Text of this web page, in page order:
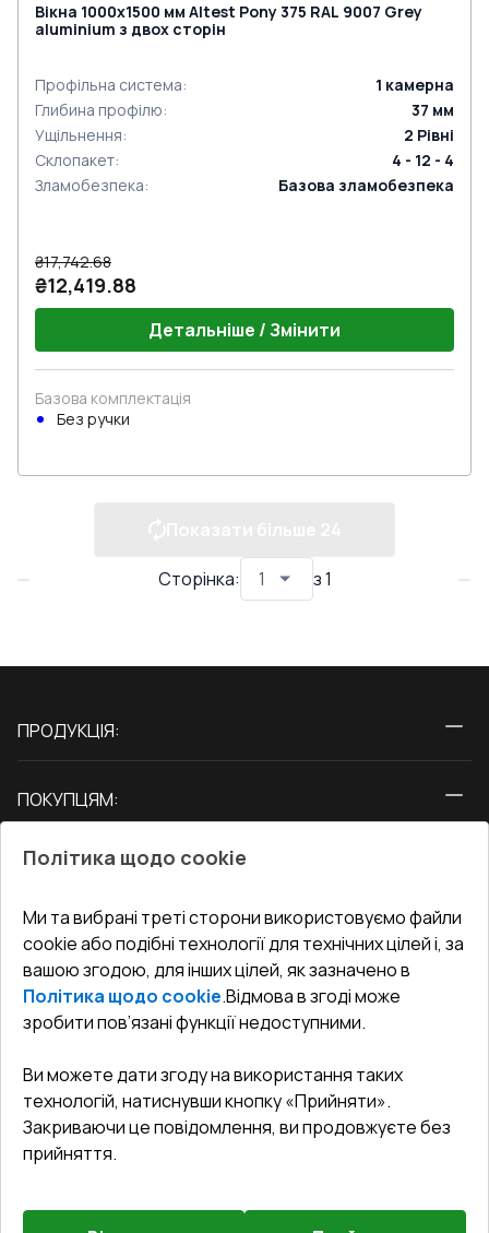
Вікна 1000x1500 мм Altest Pony 375 RAL 9007 Grey
aluminium з двох сторін
Профільна система: 1 камерна
Глибина профілю: 37 мм
Ущільнення: 2 Рівні
Склопакет:
4 - 12 - 4
Зламобезпека: Базова зламобезпека
₴17,742.68
₴12,419.88
Детальніше / Змінити
Базова комплектація
Без ручки
Сторінка: з1
ПРОДУКЦІЯ:
Двері
ПОКУПЦЯМ:
Блог
Адреса гіпермаркета
Як правильно заміряти вікна
СЕРВІС ТА ОБЛУГОВУВАННЯ:
Доставка і Оплата
Гарантія та Сервіс
Повернення товару
Договір публічної оферти
КОНТАКТИ
Офіс:Україна, м. Вінниця, вул. Келецька 60 кв. 61
undefined(undefined)
Політика щодо cookie
Ми та вибрані треті сторони використовуємо файли
cookie або подібні технології для технічних цілей і, за
вашою згодою, для інших цілей, як зазначено в
Політика щодо cookie.Відмова в згоді може
зробити пов’язані функції недоступними.
Ви можете дати згоду на використання таких
технологій, натиснувши кнопку «Прийняти».
Закриваючи це повідомлення, ви продовжуєте без
прийняття.